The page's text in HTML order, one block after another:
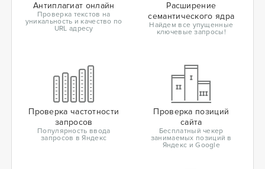
Антиплагиат онлайн
Проверка текстов на
уникальность и качество по
URL адресу
Расширение
семантического ядра
Найдем все упущенные
ключевые запросы!
Проверка частотности
запросов
Популярность ввода
запросов в Яндекс
Проверка позиций
сайта
Бесплатный чекер
занимаемых позиций в
Яндекс и Google